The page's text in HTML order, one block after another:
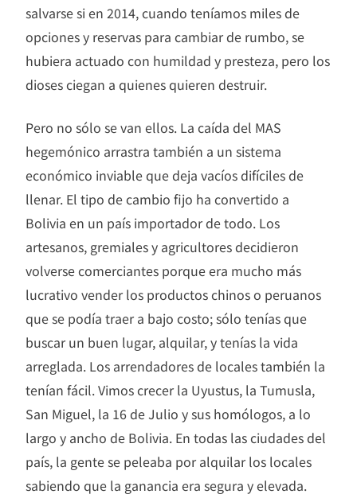
salvarse si en 2014, cuando teníamos miles de
opciones y reservas para cambiar de rumbo, se
hubiera actuado con humildad y presteza, pero los
dioses ciegan a quienes quieren destruir.
Pero no sólo se van ellos. La caída del MAS
hegemónico arrastra también a un sistema
económico inviable que deja vacíos difíciles de
llenar. El tipo de cambio fijo ha convertido a
Bolivia en un país importador de todo. Los
artesanos, gremiales y agricultores decidieron
volverse comerciantes porque era mucho más
lucrativo vender los productos chinos o peruanos
que se podía traer a bajo costo; sólo tenías que
buscar un buen lugar, alquilar, y tenías la vida
arreglada. Los arrendadores de locales también la
tenían fácil. Vimos crecer la Uyustus, la Tumusla,
San Miguel, la 16 de Julio y sus homólogos, a lo
largo y ancho de Bolivia. En todas las ciudades del
país, la gente se peleaba por alquilar los locales
sabiendo que la ganancia era segura y elevada.